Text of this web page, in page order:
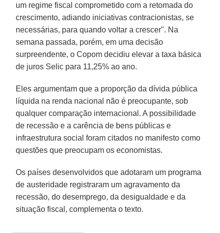
um regime fiscal comprometido com a retomada do
crescimento, adiando iniciativas contracionistas, se
necessárias, para quando voltar a crescer". Na
semana passada, porém, em uma decisão
surpreendente, o Copom decidiu elevar a taxa básica
de juros Selic para 11,25% ao ano.
Eles argumentam que a proporção da dívida pública
líquida na renda nacional não é preocupante, sob
qualquer comparação internacional. A possibilidade
de recessão e a carência de bens públicas e
infraestrutura social foram citados no manifesto como
questões que preocupam os economistas.
Os países desenvolvidos que adotaram um programa
de austeridade registraram um agravamento da
recessão, do desemprego, da desigualdade e da
situação fiscal, complementa o texto.